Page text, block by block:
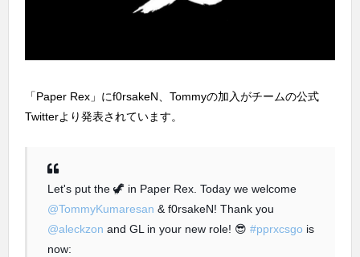
「Paper Rex」にf0rsakeN、Tommyの加入がチームの公式
Twitterより発表されています。
Let's put the 🦖 in Paper Rex. Today we welcome
@TommyKumaresan & f0rsakeN! Thank you
@aleckzon and GL in your new role! 😎 #pprxcsgo is
now: